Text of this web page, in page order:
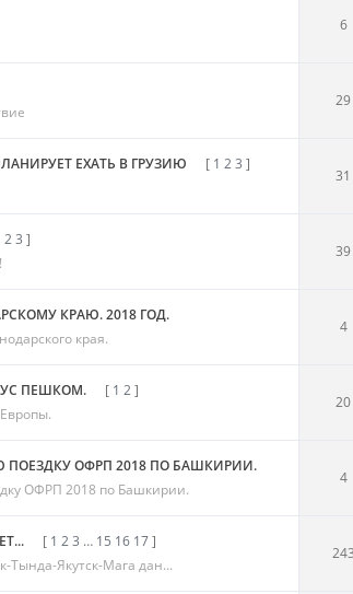
6
29
ЕХАТЬ В ГРУЗИЮ [ 1 23 ]
31
23 ]
39
КРАЮ. 2018 ГОД.
края.
4
ПЕШКОМ. [ 1 2]
20
ОФРП 2018 ПО БАШКИРИИ.
ОФРП 2018 по Башкирии.
4
[ 1 23 … 15 16 17]
Тында-Якутск-Мага дан...
243